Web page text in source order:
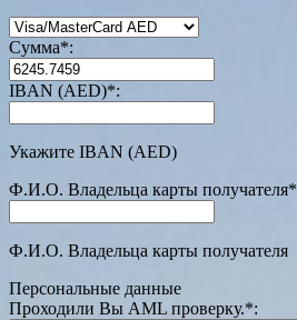
Сумма*:
IBAN (AED)*:
Укажите IBAN (AED)
Ф.И.О. Владельца карты получателя*
Ф.И.О. Владельца карты получателя
Персональные данные
Проходили Вы AML проверку.*: